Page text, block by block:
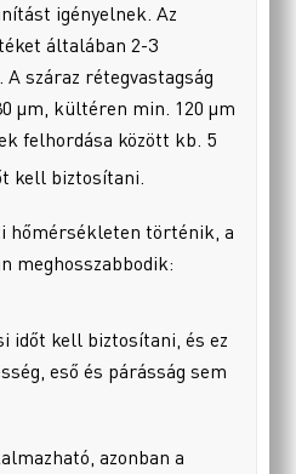
igényelnek. Az
általában 2-3
száraz rétegvastagság
µm, kültéren min. 120 µm
felhordása között kb. 5
kell biztosítani.
hőmérsékleten történik, a
meghosszabbodik:
időt kell biztosítani, és ez
eső és párásság sem
azonban a